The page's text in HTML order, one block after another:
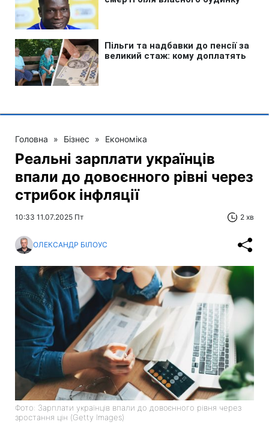
Головна » Бізнес » Економіка
Реальні зарплати українців
впали до довоєнного рівні через
стрибок інфляції
10:33 11.07.2025 Пт 2 хв
ОЛЕКСАНДР БІЛОУС
Фото: Зарплати українців впали до довоєнного рівня через
зростання цін (Getty Images)